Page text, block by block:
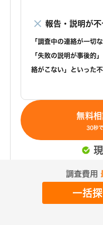
調査費用
一括
報告・説明が不
「調査中の連絡が一切
「失敗の説明が事後的
絡がこない」といった
無料
30秒
RCL探偵事